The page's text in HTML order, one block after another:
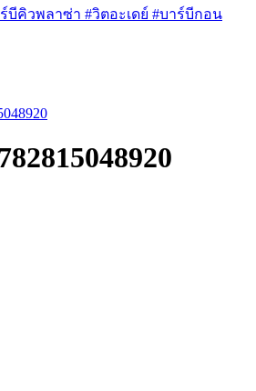
ร์บีคิวพลาซ่า #วิตอะเดย์ #บาร์บีกอน